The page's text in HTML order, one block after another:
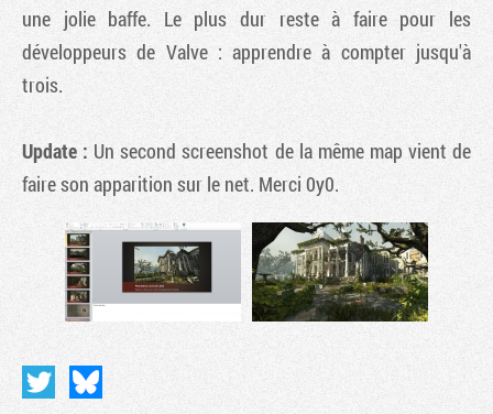
une jolie baffe. Le plus dur reste à faire pour les
développeurs de Valve : apprendre à compter jusqu'à
trois.
Update : Un second screenshot de la même map vient de
faire son apparition sur le net. Merci 0y0.